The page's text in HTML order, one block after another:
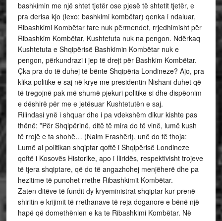
bashkimin me një shtet tjetër ose pjesë të shtetit tjetër, e
pra derisa kjo (lexo: bashkimi kombëtar) qenka i ndaluar,
Ribashkimi Kombëtar fare nuk përmendet, rrjedhimisht për
Ribashkim Kombëtar, Kushtetuta nuk na pengon. Ndërkaq
Kushtetuta e Shqipërisë Bashkimin Kombëtar nuk e
pengon, përkundrazi i jep të drejt për Bashkim Kombëtar.
Çka pra do të duhej të bënte Shqipëria Londineze? Ajo, pra
klika politike e saj në krye me presidentin Nishani duhet që
të tregojnë pak më shumë pjekuri politike si dhe dispëonim
e dëshirë për me e jetësuar Kushtetutën e saj.
Rilindasi ynë i shquar dhe i pa vdekshëm dikur kishte pas
thënë: ”Për Shqipërinë, ditë të mira do të vinë, lumë kush
të rrojë e ta shohë… (Naim Frashëri), unë do të thoja:
Lumë ai politikan shqiptar qoftë i Shqipërisë Londineze
qoftë i Kosovës Historike, apo i Iliridës, respektivisht trojeve
të tjera shqiptare, që do të angazhohej menjëherë dhe pa
hezitime të punohet rrethe Ribashkimit Kombëtar.
Zaten ditëve të fundit dy kryeministrat shqiptar kur prenë
shiritin e krijimit të rrethanave të reja doganore e bënë një
hapë që domethënien e ka te Ribashkimi Kombëtar. Në